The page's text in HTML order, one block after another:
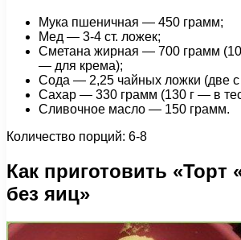
Мука пшеничная — 450 грамм;
Мед — 3-4 ст. ложек;
Сметана жирная — 700 грамм
— для крема);
Сода — 2,25 чайных ложки (две с
Сахар — 330 грамм (130 г — в
Сливочное масло — 150 грамм.
Количество порций: 6-8
Как приготовить «Торт
без яиц»